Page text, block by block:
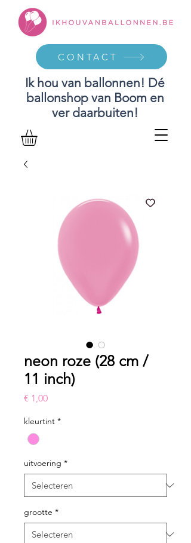
Ik hou van ballonnen! Dé
ballonshop van Boom en
ver daarbuiten!
CONTACT
neon roze (28 cm /
11 inch)
€ 1,00Prijs
kleurtint *
uitvoering *
grootte *